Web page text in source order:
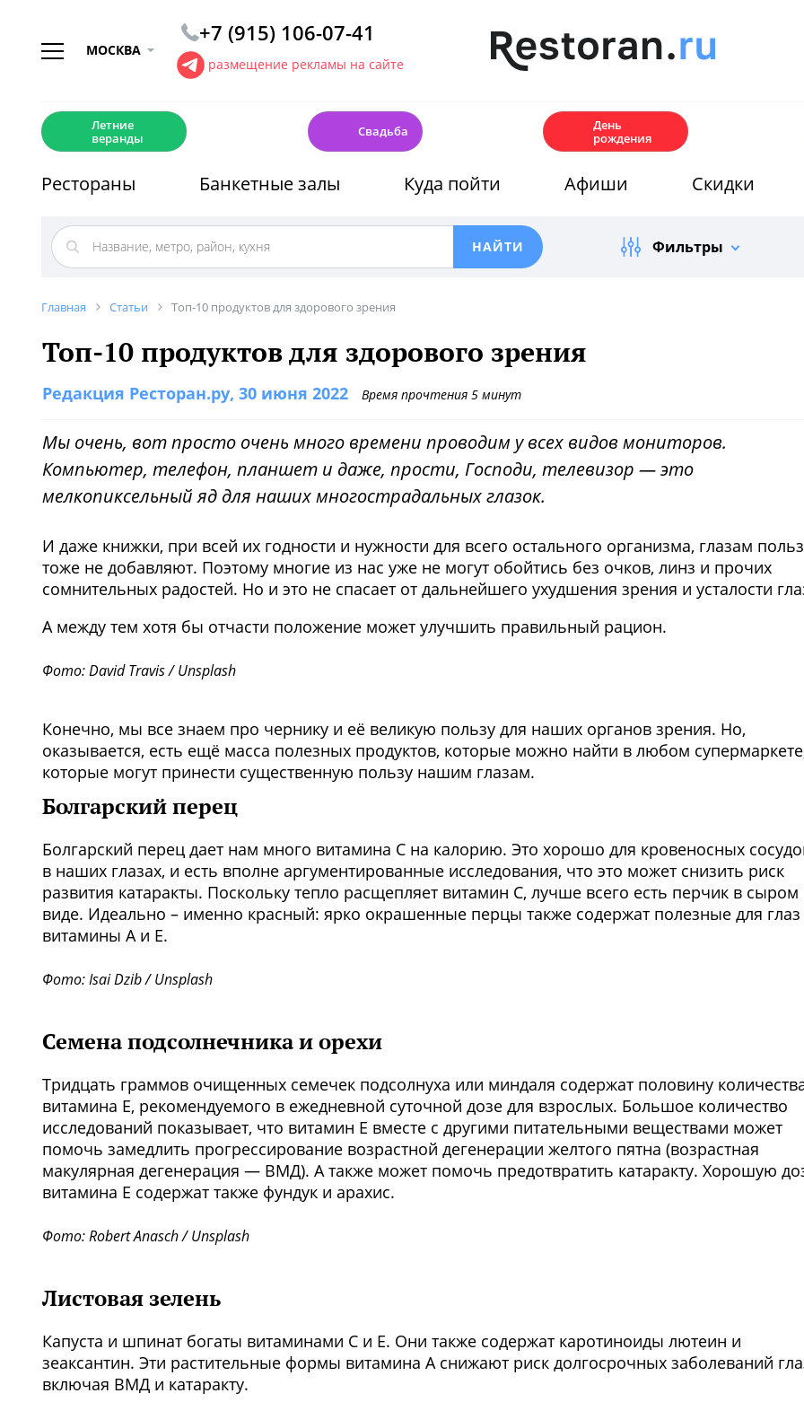
МОСКВА
+7 (915) 106-07-41
размещение рекламы на сайте
Летние
веранды
Свадьба
День
рождения
Рестораны Банкетные залы Куда пойти Афиши Скидки
Фильтры
Главная Статьи Топ-10 продуктов для здорового зрения
Топ-10 продуктов для здорового зрения
Редакция Ресторан.ру, 30 июня 2022 Время прочтения 5 минут
Мы очень, вот просто очень много времени проводим у всех видов мониторов.
Компьютер, телефон, планшет и даже, прости, Господи, телевизор — это
мелкопиксельный яд для наших многострадальных глазок.
И даже книжки, при всей их годности и нужности для всего остального организма, глазам
тоже не добавляют. Поэтому многие из нас уже не могут обойтись без очков, линз и прочих
сомнительных радостей. Но и это не спасает от дальнейшего ухудшения зрения и усталости
А между тем хотя бы отчасти положение может улучшить правильный рацион.
Фото: David Travis / Unsplash
Конечно, мы все знаем про чернику и её великую пользу для наших органов зрения. Но,
оказывается, есть ещё масса полезных продуктов, которые можно найти в любом
которые могут принести существенную пользу нашим глазам.
Болгарский перец
Болгарский перец дает нам много витамина С на калорию. Это хорошо для кровеносных
в наших глазах, и есть вполне аргументированные исследования, что это может снизить риск
развития катаракты. Поскольку тепло расщепляет витамин С, лучше всего есть перчик в сыром
виде. Идеально – именно красный: ярко окрашенные перцы также содержат полезные для глаз
витамины А и Е.
Фото: Isai Dzib / Unsplash
Семена подсолнечника и орехи
Тридцать граммов очищенных семечек подсолнуха или миндаля содержат половину
витамина Е, рекомендуемого в ежедневной суточной дозе для взрослых. Большое количество
исследований показывает, что витамин Е вместе с другими питательными веществами может
помочь замедлить прогрессирование возрастной дегенерации желтого пятна (возрастная
макулярная дегенерация — ВМД). А также может помочь предотвратить катаракту. Хорошую
витамина Е содержат также фундук и арахис.
Фото: Robert Anasch / Unsplash
Листовая зелень
Капуста и шпинат богаты витаминами С и Е. Они также содержат каротиноиды лютеин и
зеаксантин. Эти растительные формы витамина А снижают риск долгосрочных заболеваний
включая ВМД и катаракту.